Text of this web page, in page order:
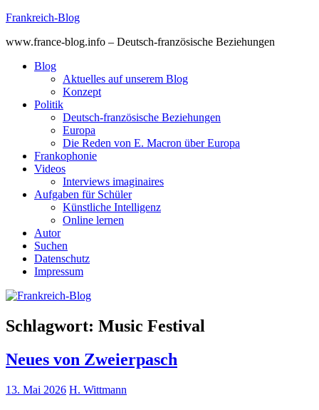
Skip
content
Frankreich-Blog
www.france-blog.info – Deutsch-französische Beziehungen
Blog
Aktuelles auf unserem Blog
Konzept
Politik
Deutsch-französische Beziehungen
Europa
Die Reden von E. Macron über Europa
Frankophonie
Videos
Interviews imaginaires
Aufgaben für Schüler
Künstliche Intelligenz
Online lernen
Autor
Suchen
Datenschutz
Impressum
Schlagwort: Music Festival
Neues von Zweierpasch
13. Mai 2026 H. Wittmann